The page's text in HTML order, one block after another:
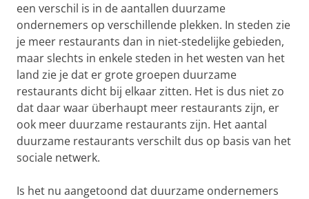
een verschil is in de aantallen duurzame
ondernemers op verschillende plekken. In steden zie
je meer restaurants dan in niet-stedelijke gebieden,
maar slechts in enkele steden in het westen van het
land zie je dat er grote groepen duurzame
restaurants dicht bij elkaar zitten. Het is dus niet zo
dat daar waar überhaupt meer restaurants zijn, er
ook meer duurzame restaurants zijn. Het aantal
duurzame restaurants verschilt dus op basis van het
sociale netwerk.
Is het nu aangetoond dat duurzame ondernemers